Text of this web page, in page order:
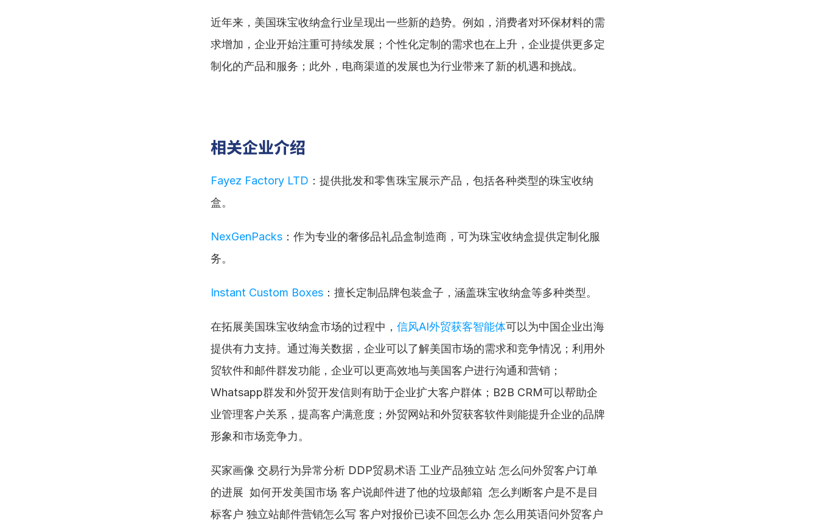
近年来，美国珠宝收纳盒行业呈现出一些新的趋势。例如，消费者对环保材料的需
求增加，企业开始注重可持续发展；个性化定制的需求也在上升，企业提供更多定
制化的产品和服务；此外，电商渠道的发展也为行业带来了新的机遇和挑战。
相关企业介绍
Fayez Factory LTD ：提供批发和零售珠宝展示产品，包括各种类型的珠宝收纳
盒。
NexGenPacks ：作为专业的奢侈品礼品盒制造商，可为珠宝收纳盒提供定制化服
务。
Instant Custom Boxes ：擅长定制品牌包装盒子，涵盖珠宝收纳盒等多种类型。
在拓展美国珠宝收纳盒市场的过程中， 信风AI外贸获客智能体可以为中国企业出海
提供有力支持。通过海关数据，企业可以了解美国市场的需求和竞争情况；利用外
贸软件和邮件群发功能，企业可以更高效地与美国客户进行沟通和营销；
Whatsapp群发和外贸开发信则有助于企业扩大客户群体；B2B CRM可以帮助企
业管理客户关系，提高客户满意度；外贸网站和外贸获客软件则能提升企业的品牌
形象和市场竞争力。
买家画像 交易行为异常分析 DDP贸易术语 工业产品独立站 怎么问外贸客户订单
的进展  如何开发美国市场 客户说邮件进了他的垃圾邮箱  怎么判断客户是不是目
标客户 独立站邮件营销怎么写 客户对报价已读不回怎么办 怎么用英语问外贸客户